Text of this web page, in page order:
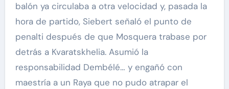
balón ya circulaba a otra velocidad y, pasada la
hora de partido, Siebert señaló el punto de
penalti después de que Mosquera trabase por
detrás a Kvaratskhelia. Asumió la
responsabilidad Dembélé… y engañó con
maestría a un Raya que no pudo atrapar el